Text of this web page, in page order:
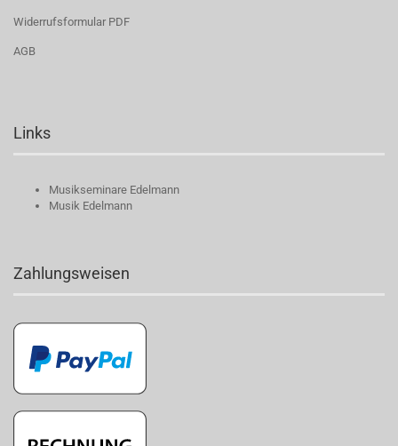
Widerrufsformular PDF
AGB
Links
Musikseminare Edelmann
Musik Edelmann
Zahlungsweisen